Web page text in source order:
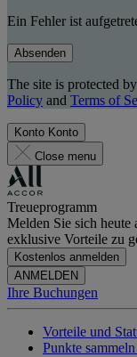
Ein Fehler ist
Absenden
The site is protected
Policy and Terms of
Konto Konto
Close menu
Treueprogramm
Melden Sie sich heute
exklusive Vorteile zu
Kostenlos anmelden
ANMELDEN
Ihre Buchungen
Vorteile und
Punkte